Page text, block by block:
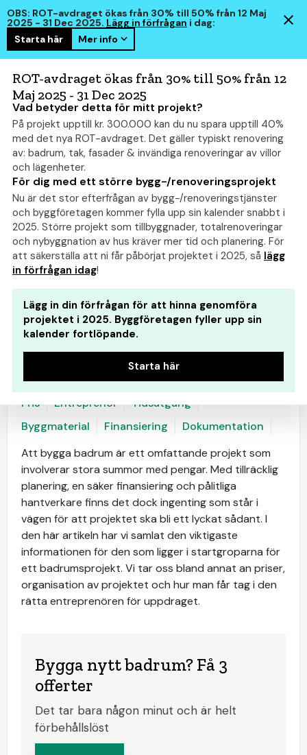
OBS: ROT-avdraget ökas från 30% till 50% från 12 Maj
2025 - 31 Dec 2025. Lägg in förfrågan i dag:
Starta här
Mer info
ROT-avdraget ökas från 30% till 50% från 12
Maj 2025 - 31 Dec 2025
Vad betyder detta för mitt projekt?
På projekt upptill kr. 300.000 kan du nu spara upptill 40%
med det nya ROT-avdraget. Det gäller typiskt renovering
av: badrum, tak, fasader & invändiga renoveringar av villor
och lägenheter.
För dig med ett större bygg-/renoveringsprojekt
Nu är det stor efterfrågan av bygg-/renoveringstjänster
och byggföretagen kommer fylla upp sin kalender snabbt i
2025. Större projekt som tillbyggnader, totalrenoveringar
och nybyggnation av hus kräver mer tid och planering. För
att säkerställa att ni får påbörjat projektet i 2025, så lägg
in förfrågan idag!
Lägg in din förfrågan för att hinna genomföra
projektet i 2025. Byggföretagen fyller upp sin
kalender fortlöpande.
Starta här
hemsmart
Bygga badrum: Allt om
kostnad, bygglov och
tips (2026)
Pris Entreprenör
Tidsåtgång
Byggmaterial
Finansiering
Dokumentation
Att bygga badrum är ett omfattande projekt som
involverar stora summor med pengar. Med tillräcklig
planering, en säker finansiering och pålitliga
hantverkare finns det dock ingenting som står i
vägen för att projektet ska bli ett lyckat sådant. I
den här artikeln har vi samlat den viktigaste
informationen för den som ligger i startgroparna för
ett badrumsprojekt. Vi tar oss bland annat an priser,
organisation av projektet och hur man får tag i den
rätta entreprenören för uppdraget.
Bygga nytt badrum? Få 3
offerter
Det tar bara någon minut och är helt
förbehållslöst